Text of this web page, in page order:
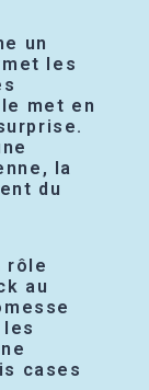
un
les
met en
la
du
rôle
au
cases